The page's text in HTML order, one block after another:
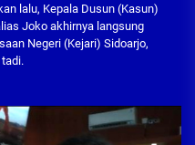
lalu, Kepala Dusun (Kasun)
Joko akhirnya langsung
Negeri (Kejari) Sidoarjo,